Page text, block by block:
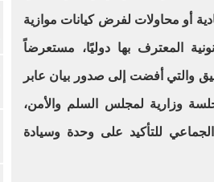
أو محاولات لفرض كيانات موازية
المعترف بها دوليًا، مستعرضاً
والتي أفضت إلى صدور بيان عابر
وعقد جلسة وزارية لمجلس السلم والأمن،
للتأكيد على وحدة وسيادة